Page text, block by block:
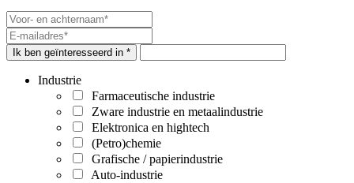
Ik ben geïnteresseerd in *
Industrie
Farmaceutische industrie
Zware industrie en metaalindustrie
Elektronica en hightech
(Petro)chemie
Grafische / papierindustrie
Auto-industrie